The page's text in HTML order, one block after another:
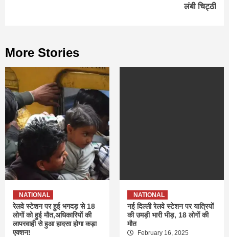
लंबी चिट्ठी
More Stories
NATIONAL
रेलवे स्टेशन पर हुई भगदड़ से 18
लोगों को हुई मौत,अधिकारियों की
लापरवाही से हुआ हादसा होगा कड़ा
एक्शन!
NATIONAL
नई दिल्ली रेलवे स्टेशन पर यात्रियों
की उमड़ी भारी भीड़, 18 लोगों की
मौत
February 16, 2025